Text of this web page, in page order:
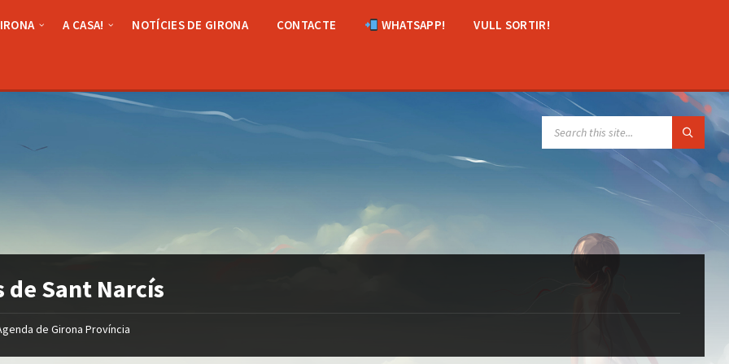
A CASA! NOTÍCIES DE GIRONA CONTACTE WHATSAPP! VULL SORTIR!
de Sant Narcís
de Girona Província